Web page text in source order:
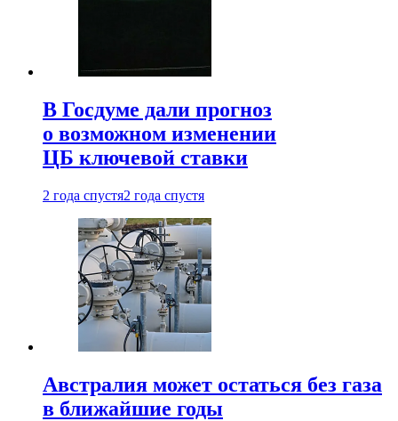
В Госдуме дали прогноз
о возможном изменении
ЦБ ключевой ставки
2 года спустя2 года спустя
Австралия может остаться без газа
в ближайшие годы